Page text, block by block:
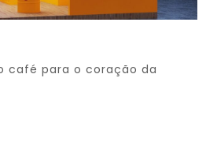
café para o coração da